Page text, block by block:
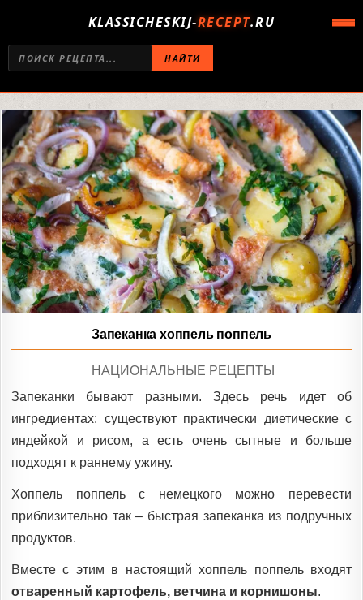
KLASSICHESKIJ-RECEPT.RU
НАЙТИ
Запеканка хоппель поппель
POSTED
НАЦИОНАЛЬНЫЕ РЕЦЕПТЫ
Запеканки бывают разными. Здесь речь идет об
ингредиентах: существуют практически диетические с
индейкой и рисом, а есть очень сытные и больше
подходят к раннему ужину.
Хоппель поппель с немецкого можно перевести
приблизительно так – быстрая запеканка из подручных
продуктов.
Вместе с этим в настоящий хоппель поппель входят
отваренный картофель, ветчина и корнишоны.